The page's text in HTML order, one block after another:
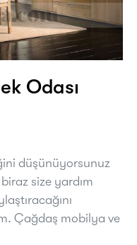
Odası
düşünüyorsunuz
size yardım
Çağdaş mobilya ve